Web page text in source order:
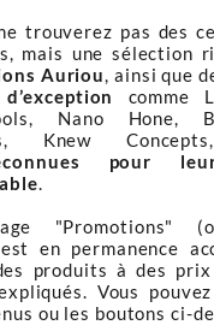
trouverez pas des
mais une sélection
Auriou, ainsi que
comme
Nano Hone,
Knew
pour
.
"Promotions"
en permanence
produits à des
Vous
ou les boutons ci-